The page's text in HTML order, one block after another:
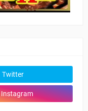
Twitter
Instagram